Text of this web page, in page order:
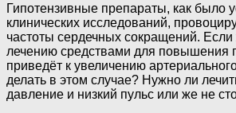
Гипотензивные препараты, как было
клинических исследований,
частоты сердечных сокращений. Если
лечению средствами для повышения
приведёт к увеличению
делать в этом случае? Нужно ли
давление и низкий пульс или же не